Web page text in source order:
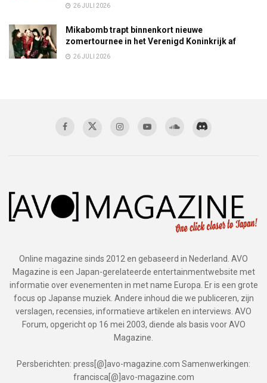
26 JULI 2026
Mikabomb trapt binnenkort nieuwe
zomertournee in het Verenigd Koninkrijk af
26 JULI 2026
Online magazine sinds 2012 en gebaseerd in Nederland. AVO
Magazine is een Japan-gerelateerde entertainmentwebsite met
informatie over evenementen in met name Europa. Er is een grote
focus op Japanse muziek. Andere inhoud die we publiceren, zijn
verslagen, recensies, informatieve artikelen en interviews. AVO
Forum, opgericht op 16 mei 2003, diende als basis voor AVO
Magazine.
Persberichten: press[@]avo-magazine.com Samenwerkingen:
francisca[@]avo-magazine.com